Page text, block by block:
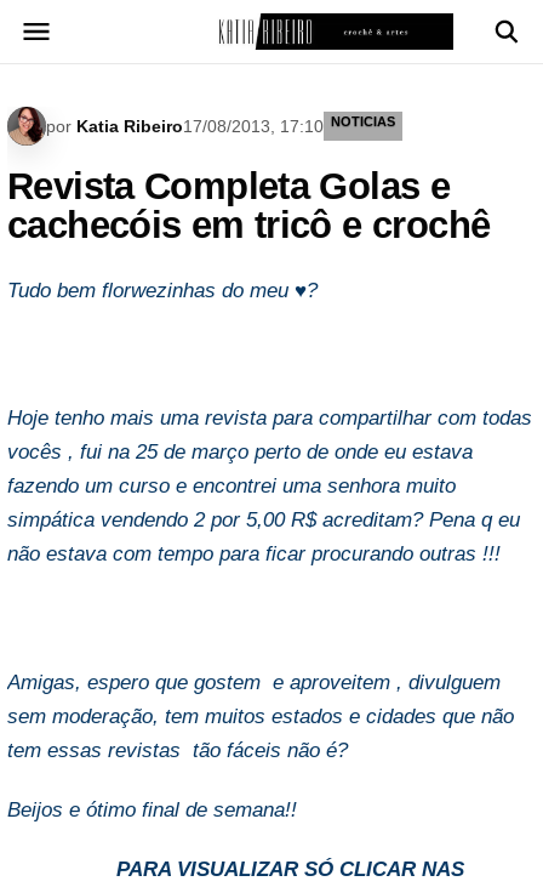
para
por Katia Ribeiro17/08/2013, 17:10 NOTICIAS
Revista Completa Golas e
cachecóis em tricô e crochê
Tudo bem florwezinhas do meu ♥?
Hoje tenho mais uma revista para compartilhar com todas
vocês , fui na 25 de março perto de onde eu estava
fazendo um curso e encontrei uma senhora muito
simpática vendendo 2 por 5,00 R$ acreditam? Pena q eu
não estava com tempo para ficar procurando outras !!!
Amigas, espero que gostem e aproveitem , divulguem
sem moderação, tem muitos estados e cidades que não
tem essas revistas tão fáceis não é?
Beijos e ótimo final de semana!!
PARA VISUALIZAR SÓ CLICAR NAS